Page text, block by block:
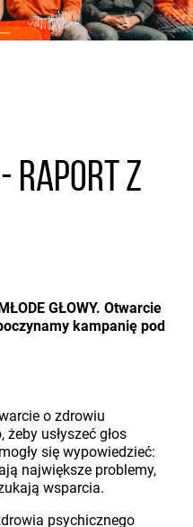
- raport z
GŁOWY. Otwarcie
kampanię pod
o zdrowiu
usłyszeć głos
się wypowiedzieć:
największe problemy,
wsparcia.
psychicznego